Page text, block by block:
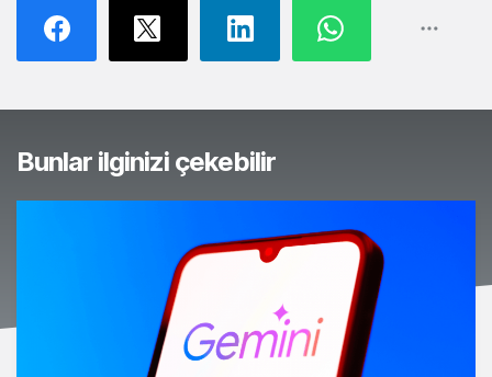
Bunlar ilginizi çekebilir